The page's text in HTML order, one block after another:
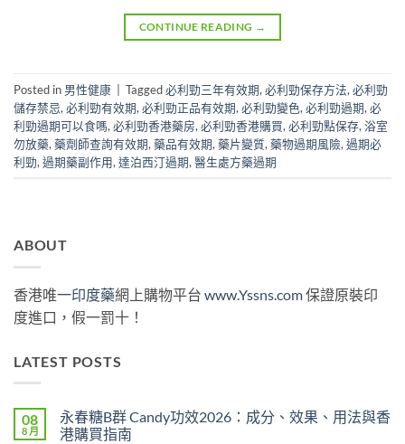
CONTINUE READING →
Posted in 男性健康 Tagged必利勁三年有效期, 必利勁保存方法, 必利勁
儲存禁忌, 必利勁有效期, 必利勁正品有效期, 必利勁變色, 必利勁過期, 必
利勁過期可以食嗎, 必利勁香港藥房, 必利勁香港購買, 必利勁點保存, 浴室
勿放藥, 藥劑師查詢有效期, 藥品有效期, 藥片變質, 藥物過期風險, 過期必
利勁, 過期藥副作用, 達泊西汀過期, 醫生處方藥過期
ABOUT
香港唯一印度藥網上購物平台 www.Yssns.com保證原裝印
度進口，假一罰十！
LATEST POSTS
08
8 月
永春糖B群 Candy功效2026：成分、效果、用法與香
港購買指南